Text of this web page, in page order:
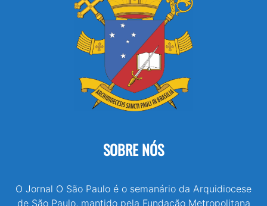
SOBRE NÓS
O Jornal O São Paulo é o semanário da Arquidiocese
de São Paulo, mantido pela Fundação Metropolitana